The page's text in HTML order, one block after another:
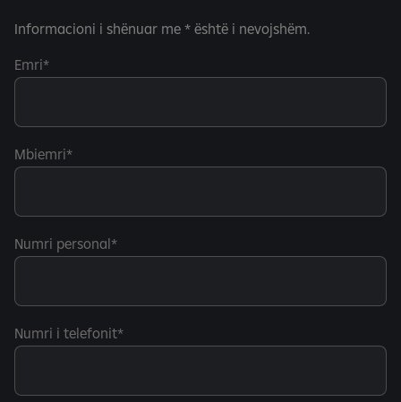
Informacioni i shënuar me * është i nevojshëm.
Emri
Mbiemri
Numri personal
Numri i telefonit